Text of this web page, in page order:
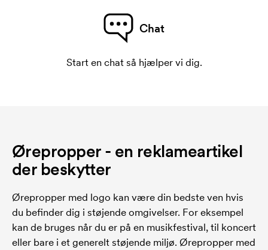
Chat
Start en chat så hjælper vi dig.
Ørepropper - en reklameartikel
der beskytter
Ørepropper med logo kan være din bedste ven hvis
du befinder dig i støjende omgivelser. For eksempel
kan de bruges når du er på en musikfestival, til koncert
eller bare i et generelt støjende miljø. Ørepropper med